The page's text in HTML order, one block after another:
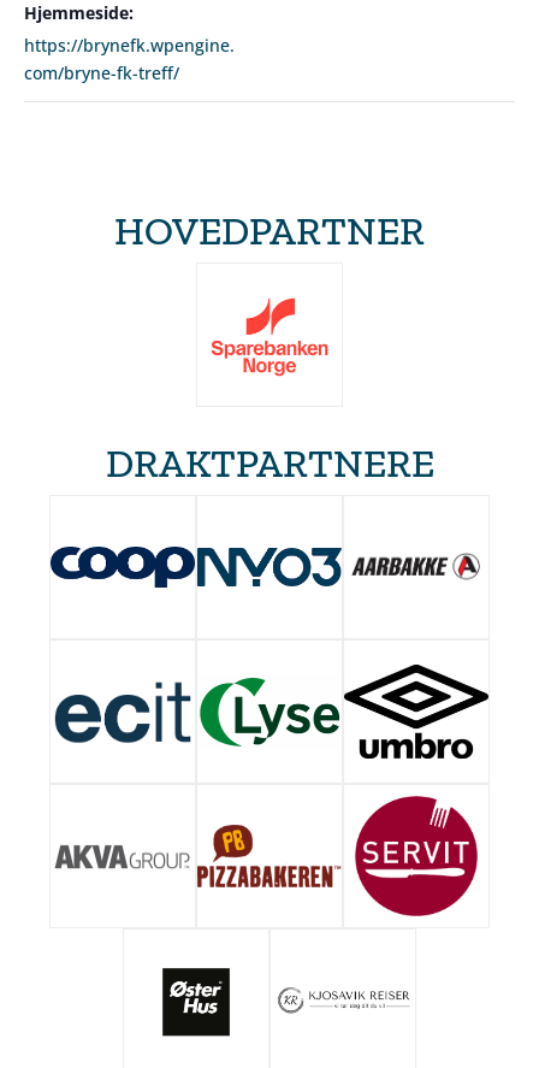
Hjemmeside:
https://brynefk.wpengine.
com/bryne-fk-treff/
HOVEDPARTNER
DRAKTPARTNERE